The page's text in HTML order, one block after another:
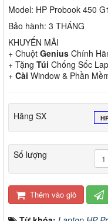
Model: HP Probook 450 G1
Bảo hành: 3 THÁNG
KHUYẾN MÃI
+ Chuột Genius Chính
+ Tặng Túi Chống Sốc
+ Cài Window & Phần
Hãng SX
Số lượng
Thêm vào giỏ